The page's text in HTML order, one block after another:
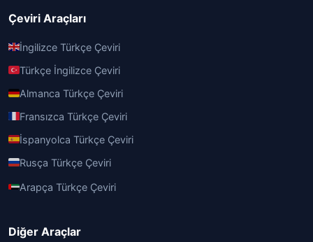
Çeviri Araçları
İngilizce Türkçe Çeviri
Türkçe İngilizce Çeviri
Almanca Türkçe Çeviri
Fransızca Türkçe Çeviri
İspanyolca Türkçe Çeviri
Rusça Türkçe Çeviri
Arapça Türkçe Çeviri
Diğer Araçlar